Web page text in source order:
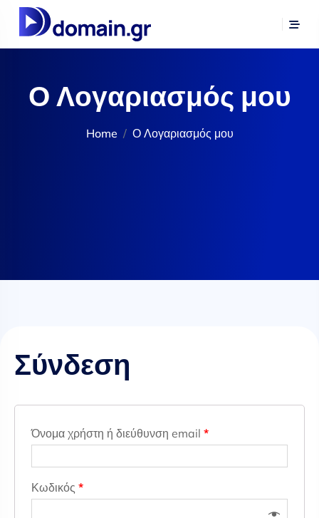
Ο Λογαριασμός μου
Home Ο Λογαριασμός μου
Σύνδεση
Όνομα χρήστη ή διεύθυνση email *
Κωδικός *